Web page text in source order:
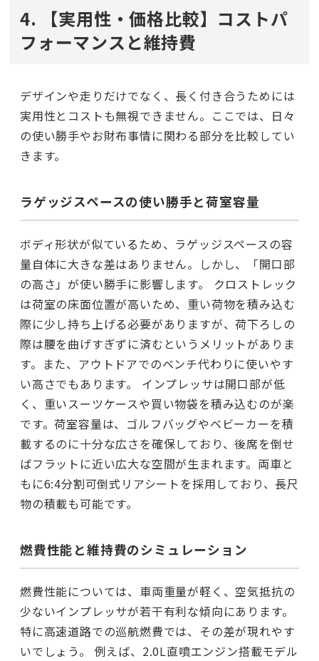
4. 【実用性・価格比較】コストパ
フォーマンスと維持費
デザインや走りだけでなく、長く付き合うためには
実用性とコストも無視できません。ここでは、日々
の使い勝手やお財布事情に関わる部分を比較してい
きます。
ラゲッジスペースの使い勝手と荷室容量
ボディ形状が似ているため、ラゲッジスペースの容
量自体に大きな差はありません。しかし、「開口部
の高さ」が使い勝手に影響します。 クロストレック
は荷室の床面位置が高いため、重い荷物を積み込む
際に少し持ち上げる必要がありますが、荷下ろしの
際は腰を曲げすぎずに済むというメリットがありま
す。また、アウトドアでのベンチ代わりに使いやす
い高さでもあります。 インプレッサは開口部が低
く、重いスーツケースや買い物袋を積み込むのが楽
です。荷室容量は、ゴルフバッグやベビーカーを積
載するのに十分な広さを確保しており、後席を倒せ
ばフラットに近い広大な空間が生まれます。両車と
もに6:4分割可倒式リアシートを採用しており、長尺
物の積載も可能です。
燃費性能と維持費のシミュレーション
燃費性能については、車両重量が軽く、空気抵抗の
少ないインプレッサが若干有利な傾向にあります。
特に高速道路での巡航燃費では、その差が現れやす
いでしょう。 例えば、2.0L直噴エンジン搭載モデル